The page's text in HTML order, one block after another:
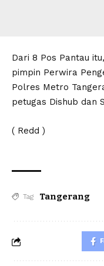
Dari 8 Pos Pantau
pimpin Perwira
Polres Metro
petugas Dishub dan
( Redd )
Tag Tangerang